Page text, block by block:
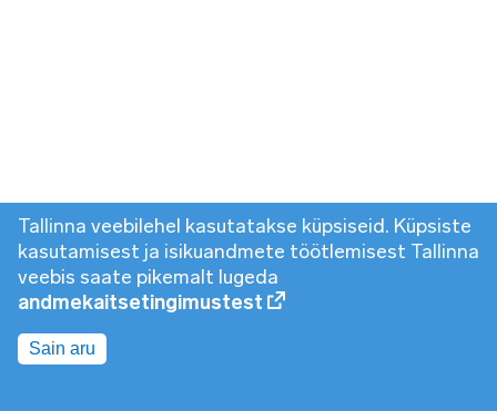
Tallinna veebilehel kasutatakse küpsiseid. Küpsiste
kasutamisest ja isikuandmete töötlemisest Tallinna
veebis saate pikemalt lugeda
andmekaitsetingimustest
Sain aru